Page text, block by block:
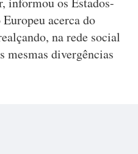
acerca do
na rede social
mesmas divergências